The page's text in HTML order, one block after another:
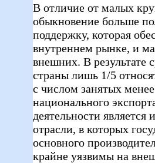
В отличие от малых
обыкновение больше
поддержку, которая
внутреннем рынке, и
внешних. В результате
страны лишь 1/5
с числом занятых
национального
деятельности является
отрасли, в которых
основного
крайне уязвимы на